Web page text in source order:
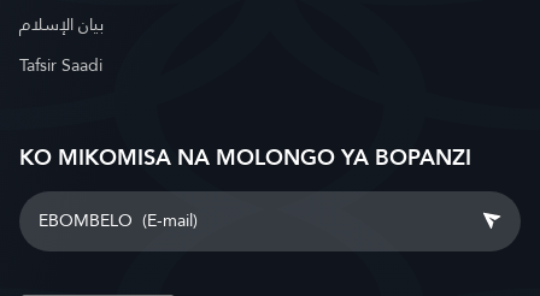
بيان الإسلام
Tafsir Saadi
KO MIKOMISA NA MOLONGO YA BOPANZI